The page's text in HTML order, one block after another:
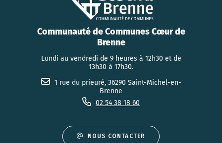
Communauté de Communes Cœur de
Brenne
Lundi au vendredi de 9 heures à 12h30 et de
13h30 à 17h30.
1 rue du prieuré, 36290 Saint-Michel-en-
Brenne
02 54 38 18 60
NOUS CONTACTER